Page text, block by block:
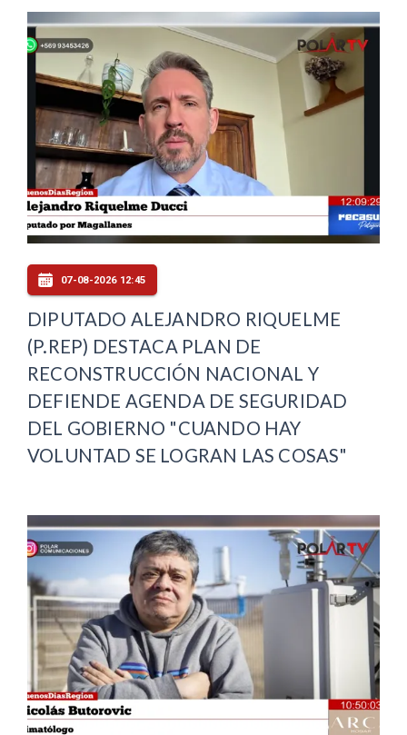
07-08-2026 12:45
DIPUTADO ALEJANDRO RIQUELME
(P.REP) DESTACA PLAN DE
RECONSTRUCCIÓN NACIONAL Y
DEFIENDE AGENDA DE SEGURIDAD
DEL GOBIERNO "CUANDO HAY
VOLUNTAD SE LOGRAN LAS COSAS"